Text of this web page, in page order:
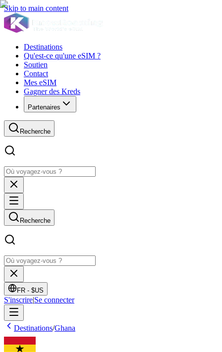
Skip to main content
Destinations
Qu'est-ce qu'une eSIM ?
Soutien
Contact
Mes eSIM
Gagner des Kreds
Partenaires
Recherche
Recherche
FR - $US
S'inscrire|Se connecter
Destinations/Ghana